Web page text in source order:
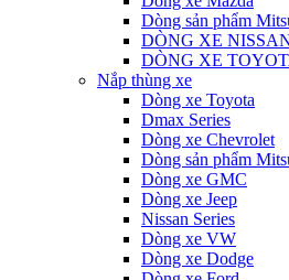
Dòng sản phẩm
DÒNG XE
DÒNG XE
Nắp thùng xe
Dòng xe Toyota
Dmax Series
Dòng xe Chevrolet
Dòng sản phẩm
Dòng xe GMC
Dòng xe Jeep
Nissan Series
Dòng xe VW
Dòng xe Dodge